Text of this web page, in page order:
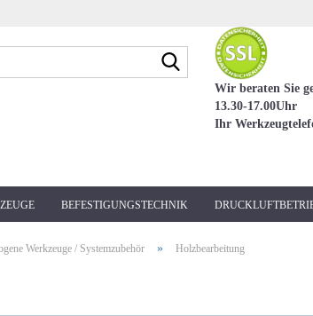
Suche...
Wir beraten Sie
13.30-17.00Uhr
Ihr
BEFESTIGUNGSTECHNIK
Werkzeuge / Systemzubehör » Holzbearbeitung